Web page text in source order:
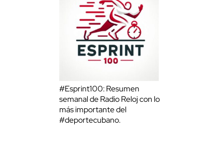
#Esprint100: Resumen
semanal de Radio Reloj con lo
más importante del
#deportecubano.